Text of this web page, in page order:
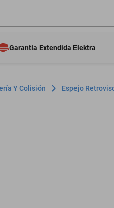
Garantía Extendida Elektra
Y Colisión Espejo